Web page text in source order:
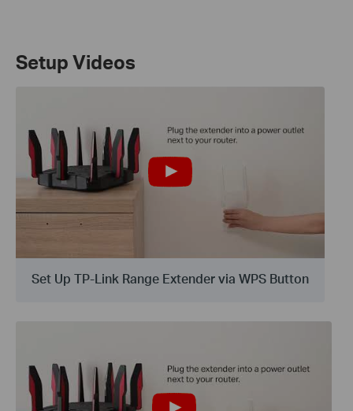
Setup Videos
Set Up TP-Link Range Extender via WPS Button